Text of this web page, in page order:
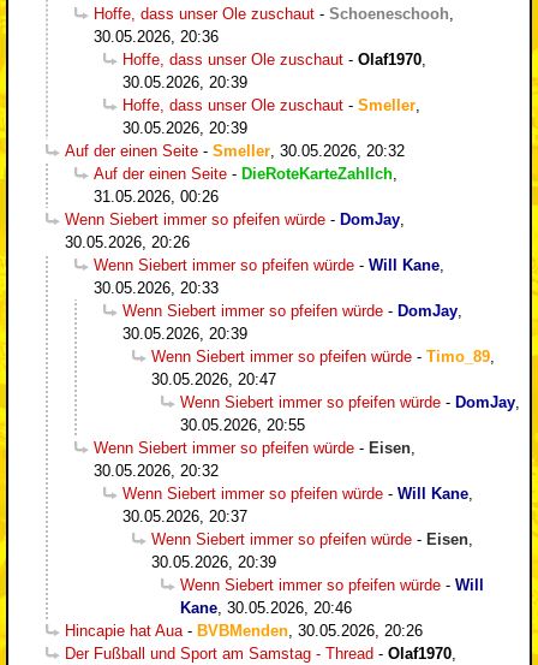
Hoffe, dass unser Ole zuschaut - Schoeneschooh
30.05.2026, 20:36
Hoffe, dass unser Ole zuschaut - Olaf1970
30.05.2026, 20:39
Hoffe, dass unser Ole zuschaut - Smeller
30.05.2026, 20:39
Auf der einen Seite - Smeller 30.05.2026, 20:32
Auf der einen Seite - DieRoteKarteZahlIch
31.05.2026, 00:26
Wenn Siebert immer so pfeifen würde - DomJay
30.05.2026, 20:26
Wenn Siebert immer so pfeifen würde - Will Kane
30.05.2026, 20:33
Wenn Siebert immer so pfeifen würde - DomJay
30.05.2026, 20:39
Wenn Siebert immer so pfeifen würde - Timo_89
30.05.2026, 20:47
Wenn Siebert immer so pfeifen würde - DomJay
30.05.2026, 20:55
Wenn Siebert immer so pfeifen würde - Eisen
30.05.2026, 20:32
Wenn Siebert immer so pfeifen würde - Will Kane
30.05.2026, 20:37
Wenn Siebert immer so pfeifen würde - Eisen
30.05.2026, 20:39
Wenn Siebert immer so pfeifen würde - Will
Kane 30.05.2026, 20:46
Hincapie hat Aua - BVBMenden 30.05.2026, 20:26
Der Fußball und Sport am Samstag - Thread - Olaf1970